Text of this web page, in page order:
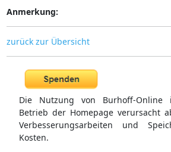
Anmerkung:
zurück zur Übersicht
Die Nutzung von Burhoff-Online
Betrieb der Homepage verursacht
Verbesserungsarbeiten und
Kosten.